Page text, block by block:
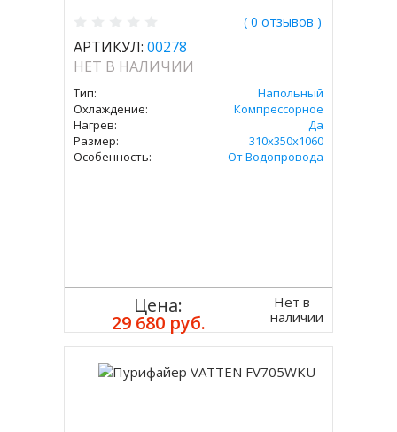
( 0 отзывов )
АРТИКУЛ: 00278
НЕТ В НАЛИЧИИ
Тип:
Напольный
Охлаждение:
Компрессорное
Нагрев:
Да
Размер:
310x350х1060
Особенность:
От Водопровода
Цена:
29 680 руб.
Нет в
наличии